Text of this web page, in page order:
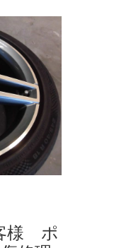
様 ポ